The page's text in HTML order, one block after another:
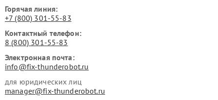
Горячая линия:
+7 (800) 301-55-83
Контактный телефон:
8 (800) 301-55-83
Электронная почта:
info@fix-thunderobot.ru
для юридических лиц
manager@fix-thunderobot.ru